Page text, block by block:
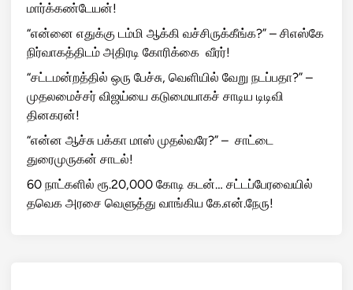
மார்க்கண்டேயன்!
“என்னை எதுக்கு டம்மி ஆக்கி வச்சிருக்கீங்க?” – சிஎஸ்கே
நிர்வாகத்திடம் அதிரடி கோரிக்கை வீரர்!
“சட்டமன்றத்தில் ஒரு பேச்சு, வெளியில் வேறு நடப்பதா?” –
முதலமைச்சர் விஜய்யை கடுமையாகச் சாடிய டிடிவி
தினகரன்!
“என்ன ஆச்சு பக்கா மாஸ் முதல்வரே?” – சாட்டை
துரைமுருகன் சாடல்!
60 நாட்களில் ரூ.20,000 கோடி கடன்… சட்டப்பேரவையில்
தவெக அரசை வெளுத்து வாங்கிய கே.என்.நேரு!